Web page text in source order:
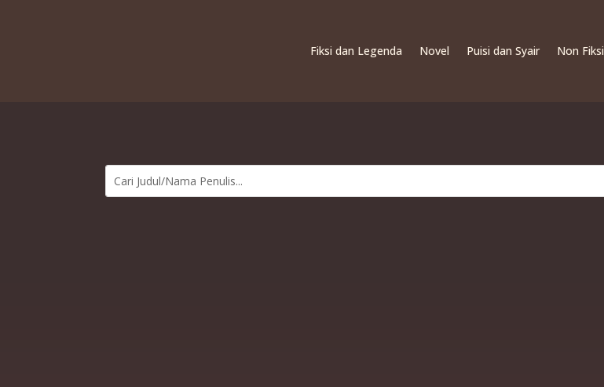
Fiksi dan Legenda Novel Puisi dan Syair Non Fiksi